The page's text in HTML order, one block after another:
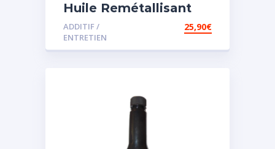
Huile Remétallisant
Moteur SMT2
ADDITIF /
ENTRETIEN
25,90€